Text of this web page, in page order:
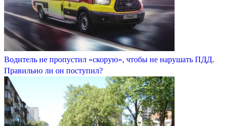
Водитель не пропустил «скорую», чтобы не нарушать ПДД.
Правильно ли он поступил?